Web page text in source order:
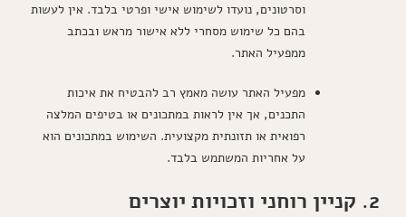
וסרטונים, נועדו לשימוש אישי ופרטי בלבד. אין לעשות
בהם כל שימוש מסחרי ללא אישור מראש ובכתב
ממפעיל האתר.
מפעיל האתר עושה מאמץ רב להבטיח את איכות
התכנים, אך אין לראות במתכונים או בטיפים המלצה
רפואית או תזונתית מקצועית. השימוש במתכונים הוא
על אחריות המשתמש בלבד.
2. קניין רוחני וזכויות יוצרים